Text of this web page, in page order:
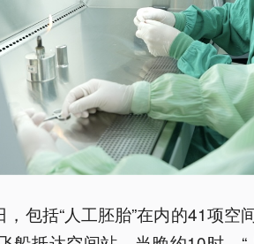
，包括“人工胚胎”在内的41项空